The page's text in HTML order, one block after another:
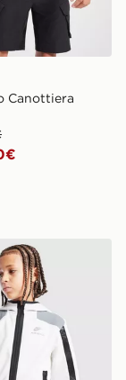
Canottiera
con